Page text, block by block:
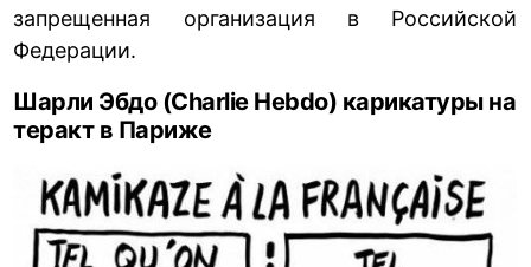
запрещенная организация в Российской
Федерации.
Шарли Эбдо (Charlie Hebdo) карикатуры на
теракт в Париже